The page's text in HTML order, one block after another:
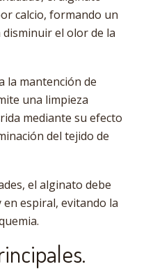
calcio, formando un
el olor de la
la mantención de
una limpieza
mediante su efecto
del tejido de
el alginato debe
espiral, evitando la